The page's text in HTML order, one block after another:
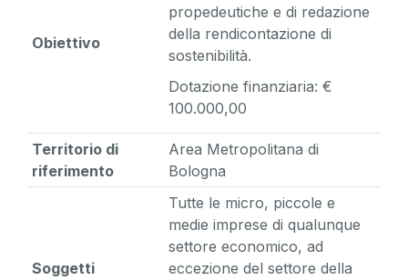
Obiettivo
propedeutiche e di redazione
della rendicontazione di
sostenibilità.
Dotazione finanziaria: €
100.000,00
Territorio di
riferimento
Area Metropolitana di
Bologna
Soggetti
Tutte le micro, piccole e
medie imprese di qualunque
settore economico, ad
eccezione del settore della